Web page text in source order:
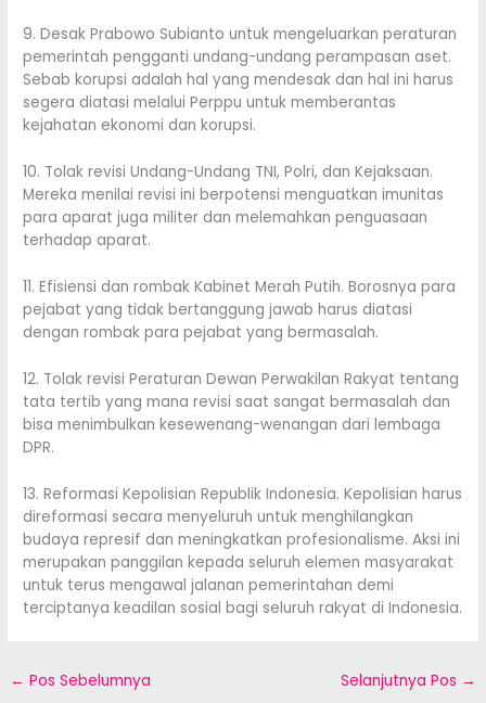
9. Desak Prabowo Subianto untuk mengeluarkan peraturan
pemerintah pengganti undang-undang perampasan aset.
Sebab korupsi adalah hal yang mendesak dan hal ini harus
segera diatasi melalui Perppu untuk memberantas
kejahatan ekonomi dan korupsi.
10. Tolak revisi Undang-Undang TNI, Polri, dan Kejaksaan.
Mereka menilai revisi ini berpotensi menguatkan imunitas
para aparat juga militer dan melemahkan penguasaan
terhadap aparat.
11. Efisiensi dan rombak Kabinet Merah Putih. Borosnya para
pejabat yang tidak bertanggung jawab harus diatasi
dengan rombak para pejabat yang bermasalah.
12. Tolak revisi Peraturan Dewan Perwakilan Rakyat tentang
tata tertib yang mana revisi saat sangat bermasalah dan
bisa menimbulkan kesewenang-wenangan dari lembaga
DPR.
13. Reformasi Kepolisian Republik Indonesia. Kepolisian harus
direformasi secara menyeluruh untuk menghilangkan
budaya represif dan meningkatkan profesionalisme. Aksi ini
merupakan panggilan kepada seluruh elemen masyarakat
untuk terus mengawal jalanan pemerintahan demi
terciptanya keadilan sosial bagi seluruh rakyat di Indonesia.
← Pos Sebelumnya Selanjutnya Pos →